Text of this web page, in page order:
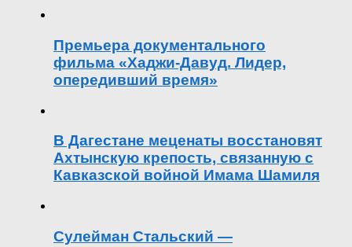
Премьера документального
фильма «Хаджи-Давуд. Лидер,
опередивший время»
В Дагестане меценаты восстановят
Ахтынскую крепость, связанную с
Кавказской войной Имама Шамиля
Сулейман Стальский —